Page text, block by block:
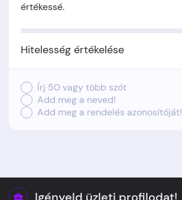
értékessé.
Hitelesség értékelése
Írj 50 vagy több szót
Add meg a neved!
Add meg a rendelés azonosítóját!